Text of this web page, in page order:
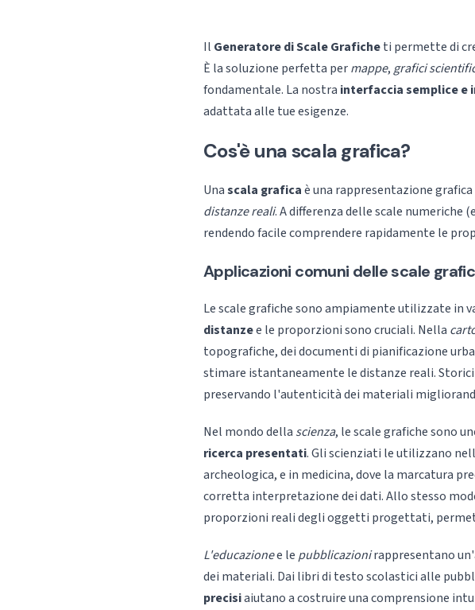
Il Generatore di Scale Graficheti permette di
È la soluzione perfetta permappe,grafici
fondamentale. La nostra interfaccia semplice e
adattata alle tue esigenze.
Cos'è una scala grafica?
Unascala graficaè una rappresentazione
distanze reali. A differenza delle scale numeriche
rendendo facile comprendere rapidamente le
Applicazioni comuni delle scale
Le scale grafiche sono ampiamente utilizzate in
distanzee le proporzioni sono cruciali. Nella
topografiche, dei documenti di pianificazione
stimare istantaneamente le distanze reali.
preservando l'autenticità dei materiali
Nel mondo della scienza, le scale grafiche sono
ricerca presentati. Gli scienziati le utilizzano
archeologica, e in medicina, dove la marcatura
corretta interpretazione dei dati. Allo stesso
proporzioni reali degli oggetti progettati,
L'educazionee le pubblicazionirappresentano
dei materiali. Dai libri di testo scolastici alle
precisiaiutano a costruire una comprensione